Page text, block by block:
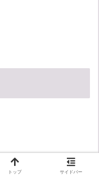
トップ サイドバー